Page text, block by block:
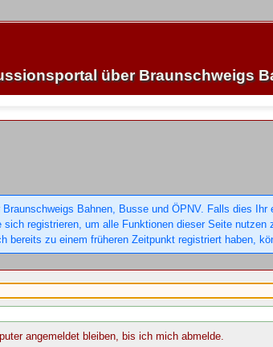
über Braunschweigs
Bahnen, Busse und ÖPNV. Falls dies
registrieren, um alle Funktionen dieser Seite nutzen
bereits zu einem früheren Zeitpunkt registriert haben,
angemeldet bleiben, bis ich mich abmelde.